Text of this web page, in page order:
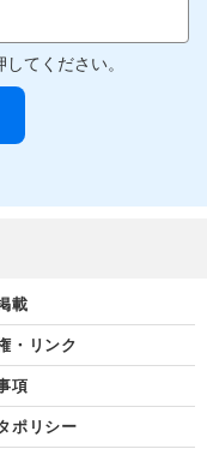
てください。
載
・リンク
項
ポリシー